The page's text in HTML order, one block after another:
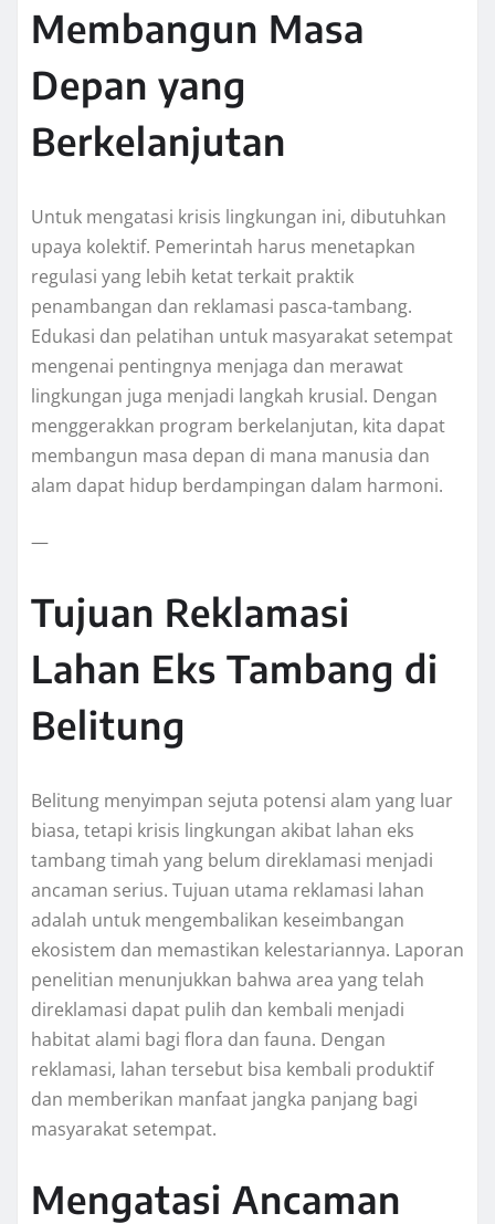
Membangun Masa
Depan yang
Berkelanjutan
Untuk mengatasi krisis lingkungan ini, dibutuhkan
upaya kolektif. Pemerintah harus menetapkan
regulasi yang lebih ketat terkait praktik
penambangan dan reklamasi pasca-tambang.
Edukasi dan pelatihan untuk masyarakat setempat
mengenai pentingnya menjaga dan merawat
lingkungan juga menjadi langkah krusial. Dengan
menggerakkan program berkelanjutan, kita dapat
membangun masa depan di mana manusia dan
alam dapat hidup berdampingan dalam harmoni.
—
Tujuan Reklamasi
Lahan Eks Tambang di
Belitung
Belitung menyimpan sejuta potensi alam yang luar
biasa, tetapi krisis lingkungan akibat lahan eks
tambang timah yang belum direklamasi menjadi
ancaman serius. Tujuan utama reklamasi lahan
adalah untuk mengembalikan keseimbangan
ekosistem dan memastikan kelestariannya. Laporan
penelitian menunjukkan bahwa area yang telah
direklamasi dapat pulih dan kembali menjadi
habitat alami bagi flora dan fauna. Dengan
reklamasi, lahan tersebut bisa kembali produktif
dan memberikan manfaat jangka panjang bagi
masyarakat setempat.
Mengatasi Ancaman